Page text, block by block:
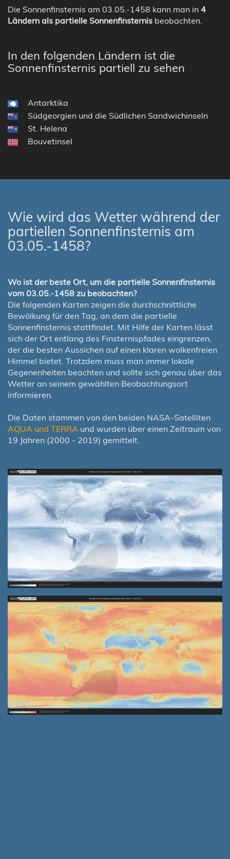
Die Sonnenfinsternis am 03.05.-1458 kann man in 4
Ländern als partielle Sonnenfinsternis beobachten.
In den folgenden Ländern ist die
Sonnenfinsternis partiell zu sehen
Antarktika
Südgeorgien und die Südlichen Sandwichinseln
St. Helena
Bouvetinsel
Wie wird das Wetter während der
partiellen Sonnenfinsternis am
03.05.-1458?
Wo ist der beste Ort, um die partielle Sonnenfinsternis
vom 03.05.-1458 zu beobachten?
Die folgenden Karten zeigen die durchschnittliche
Bewölkung für den Tag, an dem die partielle
Sonnenfinsternis stattfindet. Mit Hilfe der Karten lässt
sich der Ort entlang des Finsternispfades eingrenzen,
der die besten Aussichen auf einen klaren wolkenfreien
Himmel bietet. Trotzdem muss man immer lokale
Gegenenheiten beachten und sollte sich genau über das
Wetter an seinem gewählten Beobachtungsort
informieren.
Die Daten stammen von den beiden NASA-Satelliten
AQUA und TERRA und wurden über einen Zeitraum von
19 Jahren (2000 - 2019) gemittelt.